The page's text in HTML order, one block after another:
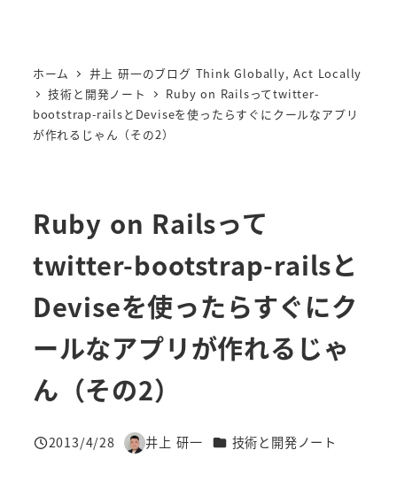
ホーム
井上 研一のブログ Think Globally, Act Locally
技術と開発ノート
Ruby on Railsってtwitter-
bootstrap-railsとDeviseを使ったらすぐにクールなアプリ
が作れるじゃん（その2）
Ruby on Railsって
twitter-bootstrap-railsと
Deviseを使ったらすぐにク
ールなアプリが作れるじゃ
ん（その2）
投稿日
2013/4/28
著
井上 研一 カテゴリー
技術と開発ノート